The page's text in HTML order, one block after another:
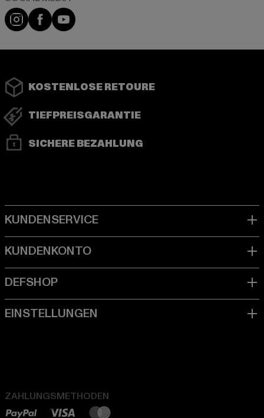
Instagram
FacebookYouTube
KOSTENLOSE RETOURE
TIEFPREISGARANTIE
SICHERE BEZAHLUNG
ZAHLUNGSMETHODEN